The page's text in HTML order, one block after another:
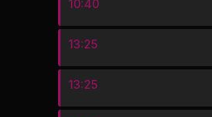
10:40
13:25
13:25